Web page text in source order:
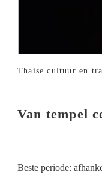
Thaise cultuur en
Van tempel
Beste periode: